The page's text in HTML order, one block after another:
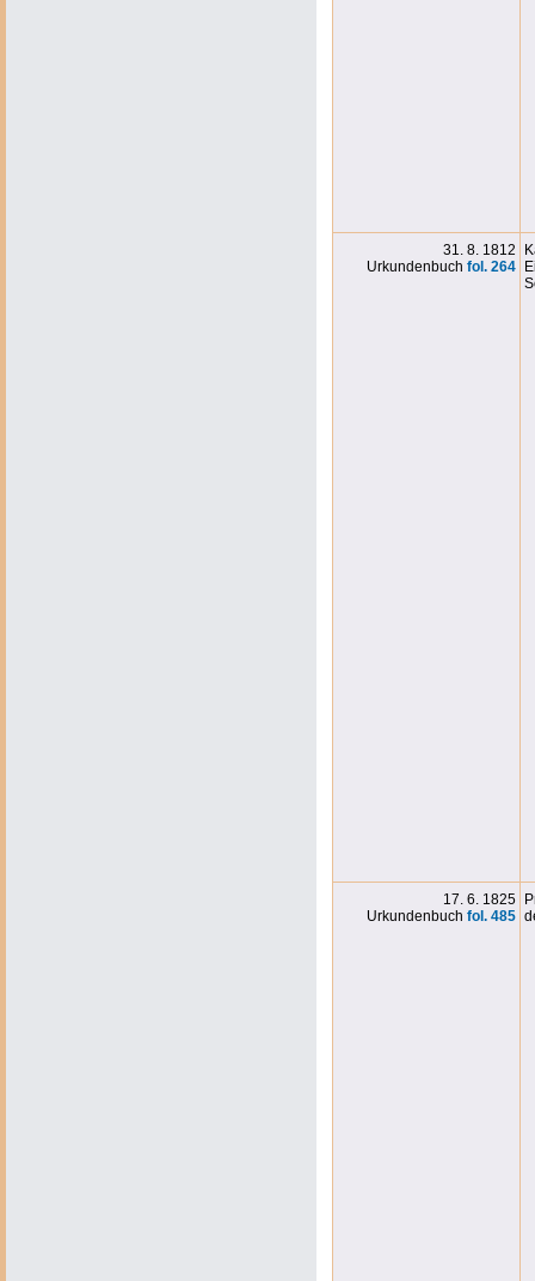
31. 8. 1812
Urkundenbuch fol. 264
17. 6. 1825
Urkundenbuch fol. 485